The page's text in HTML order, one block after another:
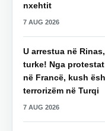
nxehtit
7 AUG 2026
U arrestua në
turke! Nga
në Francë, kush
terrorizëm në Turqi
7 AUG 2026